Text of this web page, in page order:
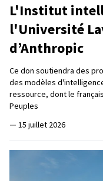
L'Institut
l'Université
d’Anthropic
Ce don soutiendra des
des modèles
ressource, dont le
Peuples
— 15 juillet 2026